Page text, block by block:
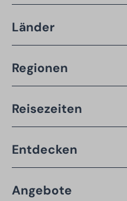
Länder
Regionen
Reisezeiten
Entdecken
Angebote